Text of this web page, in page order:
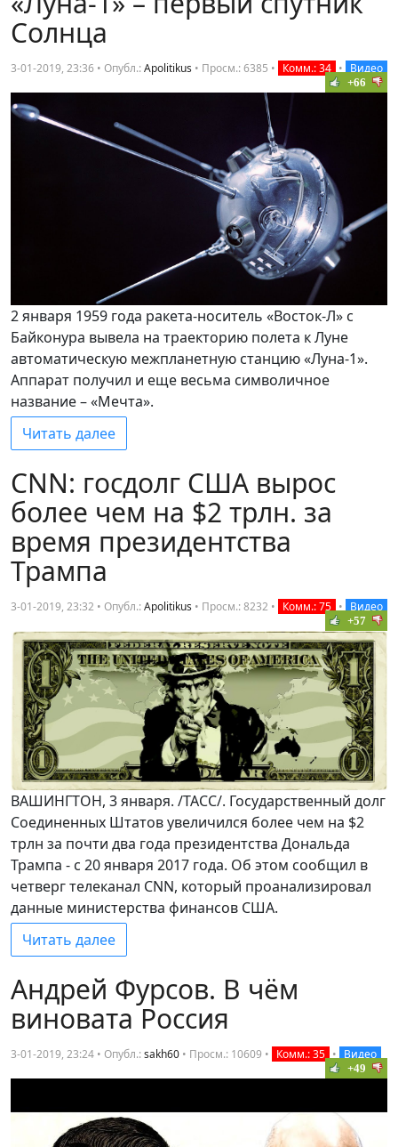
Солнца
3-01-2019, 23:36 • Опубл.:Apolitikus • Просм.: 6385 • Комм.: 34 • Видео
+66
2 января 1959 года ракета-носитель «Восток-Л» с
Байконура вывела на траекторию полета к Луне
автоматическую межпланетную станцию «Луна-1».
Аппарат получил и еще весьма символичное
название – «Мечта».
Читать далее
CNN: госдолг США вырос
более чем на $2 трлн. за
время президентства
Трампа
3-01-2019, 23:32 • Опубл.:Apolitikus • Просм.: 8232 • Комм.: 75 • Видео
+57
ВАШИНГТОН, 3 января. /ТАСС/. Государственный долг
Соединенных Штатов увеличился более чем на $2
трлн за почти два года президентства Дональда
Трампа - с 20 января 2017 года. Об этом сообщил в
четверг телеканал CNN, который проанализировал
данные министерства финансов США.
Читать далее
Андрей Фурсов. В чём
виновата Россия
3-01-2019, 23:24 • Опубл.:sakh60 • Просм.: 10609 • Комм.: 35 • Видео
+49